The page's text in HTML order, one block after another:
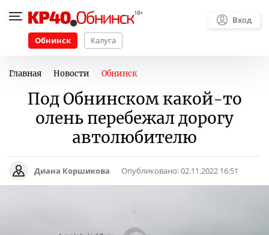
Обнинск Калуга
Вход
Главная Новости Обнинск
Под Обнинском какой-то
олень перебежал дорогу
автолюбителю
Диана Коршикова Опубликовано:02.11.2022 16:51